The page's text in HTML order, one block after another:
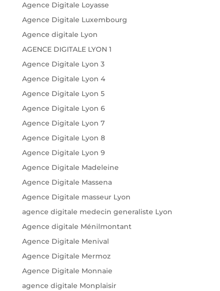
Agence Digitale Loyasse
Agence Digitale Luxembourg
Agence digitale Lyon
AGENCE DIGITALE LYON 1
Agence Digitale Lyon 3
Agence Digitale Lyon 4
Agence Digitale Lyon 5
Agence Digitale Lyon 6
Agence Digitale Lyon 7
Agence Digitale Lyon 8
Agence Digitale Lyon 9
Agence Digitale Madeleine
Agence Digitale Massena
Agence Digitale masseur Lyon
agence digitale medecin generaliste Lyon
Agence digitale Ménilmontant
Agence Digitale Menival
Agence Digitale Mermoz
Agence Digitale Monnaie
agence digitale Monplaisir